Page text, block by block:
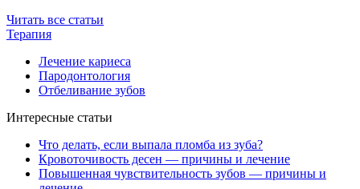
Читать все статьи
Терапия
Лечение кариеса
Пародонтология
Отбеливание зубов
Интересные статьи
Что делать, если выпала пломба из зуба?
Кровоточивость десен — причины и лечение
Повышенная чувствительность зубов — причины и